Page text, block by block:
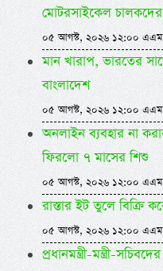
মোটরসাইকেল
০৫ আগস্ট, ২০২৬ ১২:০০ এএম,
মান খারাপ, ভারতের
বাংলাদেশ
০৫ আগস্ট, ২০২৬ ১২:০০ এএম,
অনলাইন ব্যবহার না
ফিরলো ৭ মাসের শিশু
০৫ আগস্ট, ২০২৬ ১২:০০ এএম,
রাস্তার ইট তুলে বিক্রি
০৫ আগস্ট, ২০২৬ ১২:০০
প্রধানমন্ত্রী-মন্ত্রী-